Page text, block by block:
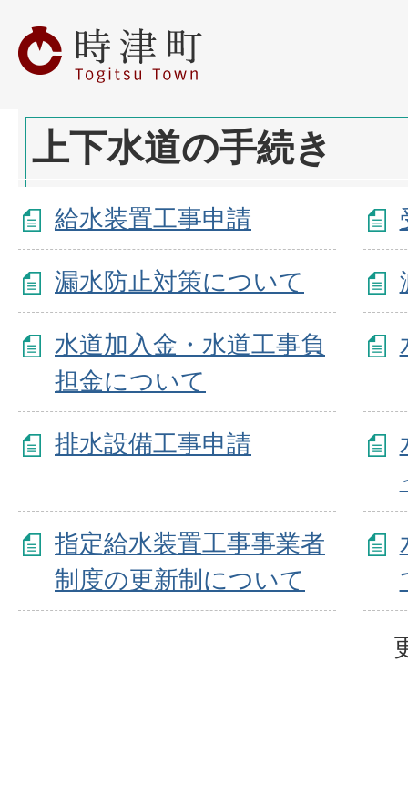
上下水道の手続き
給水装置工事申請
漏水防止対策について
水道加入金・水道工事負
担金について
排水設備工事申請
指定給水装置工事事業者
制度の更新制について